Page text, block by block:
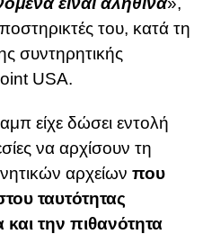
του, κατά τη
συντηρητικής
USA.
είχε δώσει εντολή
να αρχίσουν τη
αρχείων που
ταυτότητας
και την πιθανότητα